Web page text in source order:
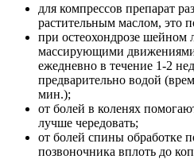
для компрессов препарат
растительным маслом, это
при остеохондрозе шейном
массирующими
ежедневно в течение 1-2
предварительно водой
мин.);
от болей в коленях
лучше чередовать;
от болей спины обработке
позвоночника вплоть до